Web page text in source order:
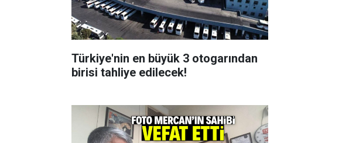
Türkiye'nin en büyük 3 otogarından
birisi tahliye edilecek!